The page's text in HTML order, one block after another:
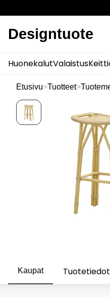
Designtuote
HuonekalutValaistus
Etusivu>Tuotteet>
Kaupat Tuotetiedot